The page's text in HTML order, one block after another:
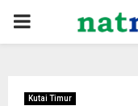
PRIMARY
Kutai Timur